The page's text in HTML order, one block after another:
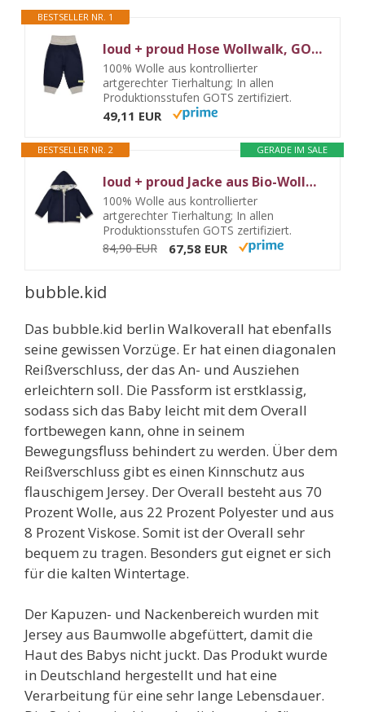
BESTSELLER NR. 1
loud + proud Hose Wollwalk, GOTS Zertifiziert
100% Wolle aus kontrollierter
artgerechter Tierhaltung; In allen
Produktionsstufen GOTS zertifiziert.
49,11 EUR
GERADE IM SALE
BESTSELLER NR. 2
loud + proud Jacke aus Bio-Wollwalk, GOTS zertifiziert
100% Wolle aus kontrollierter
artgerechter Tierhaltung; In allen
Produktionsstufen GOTS zertifiziert.
84,90 EUR
67,58 EUR
bubble.kid
Das bubble.kid berlin Walkoverall hat ebenfalls
seine gewissen Vorzüge. Er hat einen diagonalen
Reißverschluss, der das An- und Ausziehen
erleichtern soll. Die Passform ist erstklassig,
sodass sich das Baby leicht mit dem Overall
fortbewegen kann, ohne in seinem
Bewegungsfluss behindert zu werden. Über dem
Reißverschluss gibt es einen Kinnschutz aus
flauschigem Jersey. Der Overall besteht aus 70
Prozent Wolle, aus 22 Prozent Polyester und aus
8 Prozent Viskose. Somit ist der Overall sehr
bequem zu tragen. Besonders gut eignet er sich
für die kalten Wintertage.
Der Kapuzen- und Nackenbereich wurden mit
Jersey aus Baumwolle abgefüttert, damit die
Haut des Babys nicht juckt. Das Produkt wurde
in Deutschland hergestellt und hat eine
Verarbeitung für eine sehr lange Lebensdauer.